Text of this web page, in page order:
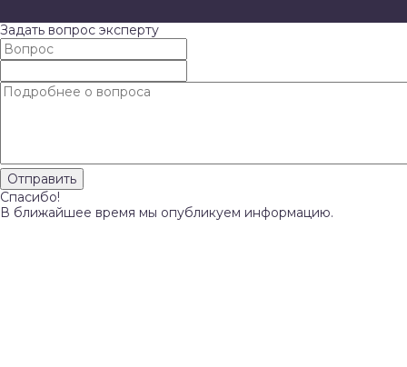
Задать вопрос эксперту
Спасибо!
В ближайшее время мы опубликуем информацию.